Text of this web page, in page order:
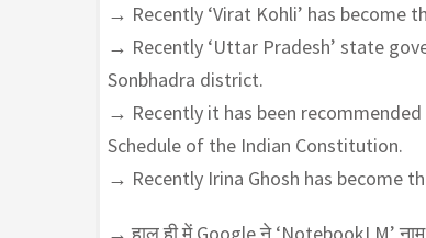
→ Recently ‘Virat Kohli’ has become
→ Recently ‘Uttar Pradesh’ state
Sonbhadra district.
→ Recently it has been
Schedule of the Indian Constitution.
→ Recently Irina Ghosh has become